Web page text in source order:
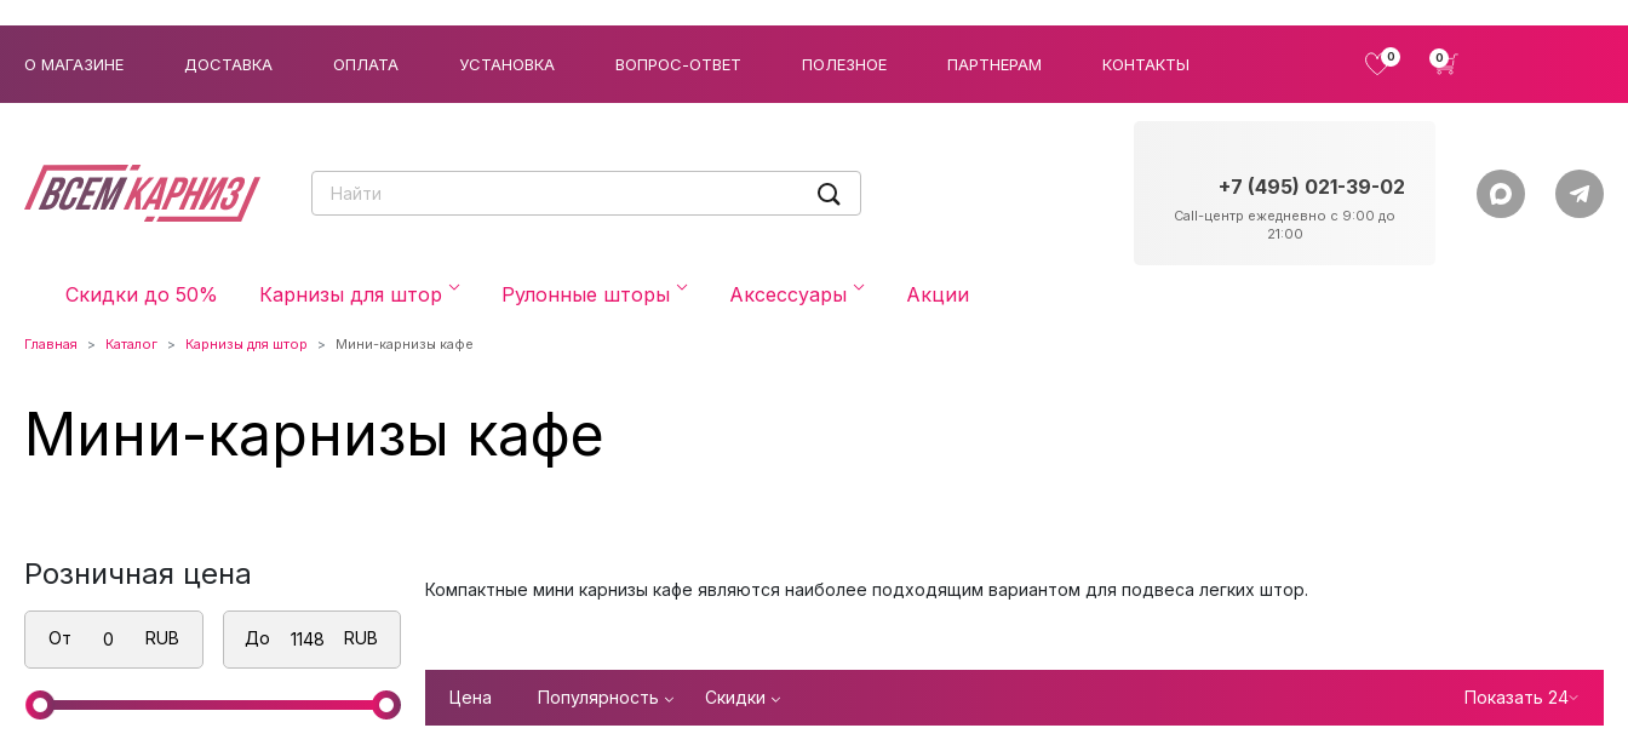
О МАГАЗИНЕ ДОСТАВКА ОПЛАТА УСТАНОВКА ВОПРОС-ОТВЕТ ПОЛЕЗНОЕ ПАРТНЕРАМ КОНТАКТЫ 0 0
+7 (495) 021-39-02
Call-центр ежедневно с 9:00 до
21:00
Скидки до 50% Карнизы для штор Рулонные шторы Аксессуары Акции
Главная Каталог Карнизы для штор Мини-карнизы кафе
Мини-карнизы кафе
Розничная цена
От RUB До RUB
Компактные мини карнизы кафе являются наиболее подходящим вариантом для подвеса легких штор.
Цена Популярность Скидки